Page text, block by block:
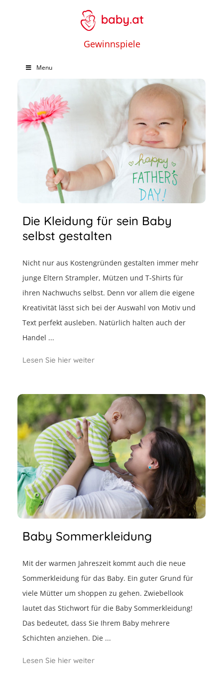
Gewinnspiele
Menu
Die Kleidung für sein Baby
selbst gestalten
Nicht nur aus Kostengründen gestalten immer mehr
junge Eltern Strampler, Mützen und T-Shirts für
ihren Nachwuchs selbst. Denn vor allem die eigene
Kreativität lässt sich bei der Auswahl von Motiv und
Text perfekt ausleben. Natürlich halten auch der
Handel ...
Lesen Sie hier weiter
Baby Sommerkleidung
Mit der warmen Jahreszeit kommt auch die neue
Sommerkleidung für das Baby. Ein guter Grund für
viele Mütter um shoppen zu gehen. Zwiebellook
lautet das Stichwort für die Baby Sommerkleidung!
Das bedeutet, dass Sie Ihrem Baby mehrere
Schichten anziehen. Die ...
Lesen Sie hier weiter